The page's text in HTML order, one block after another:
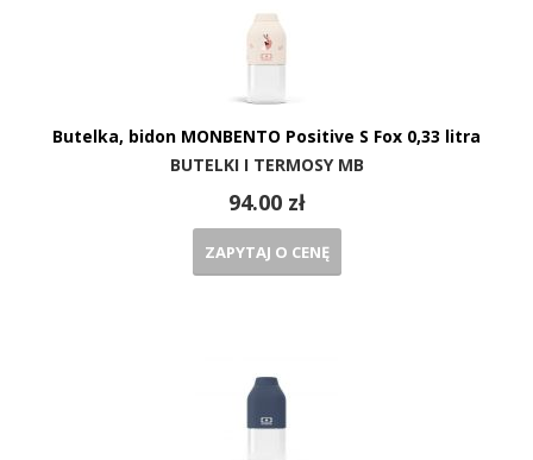
Butelka, bidon MONBENTO Positive S Fox 0,33 litra
BUTELKI I TERMOSY MB
94.00 zł
ZAPYTAJ O CENĘ